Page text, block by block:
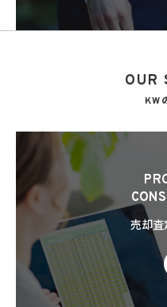
OUR
KW
売却査